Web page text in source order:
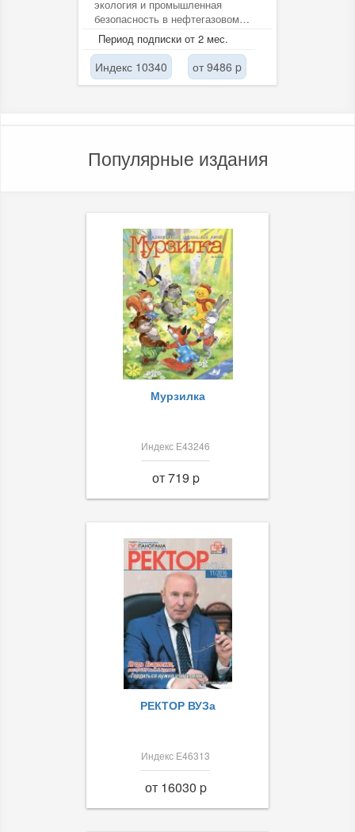
экология и промышленная
безопасность в нефтегазовом
комплексе, диагностика
коррозионного...
Период подписки от 2 мес.
Индекс 10340 от 9486 p
Популярные издания
Мурзилка
Индекс Е43246
от 719 p
РЕКТОР ВУЗа
Индекс Е46313
от 16030 p